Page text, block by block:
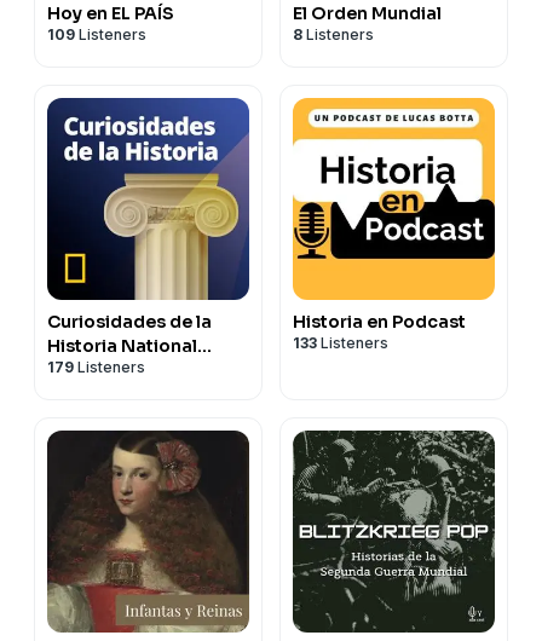
Hoy en EL PAÍS
109 Listeners
El Orden Mundial
8 Listeners
Curiosidades de la
Historia National
Geographic
179 Listeners
Historia en Podcast
133 Listeners